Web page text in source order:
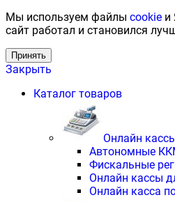
Мы используем файлы cookie и
сайт работал и становился
Принять
Закрыть
Каталог товаров
Онлайн
Автономные
Фискальные
Онлайн кассы
Онлайн касса